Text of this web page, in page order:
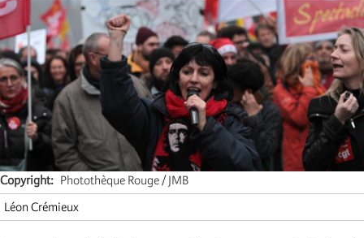
Copyright
Photothèque Rouge / JMB
Léon Crémieux